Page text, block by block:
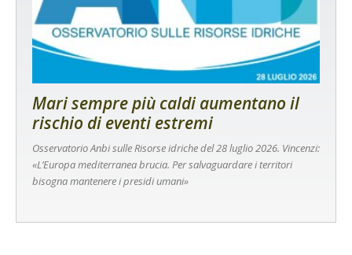
Mari sempre più caldi aumentano il
rischio di eventi estremi
Osservatorio Anbi sulle Risorse idriche del 28 luglio 2026. Vincenzi:
«L’Europa mediterranea brucia. Per salvaguardare i territori
bisogna mantenere i presidi umani»